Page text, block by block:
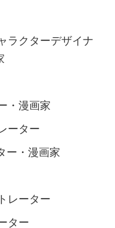
ラクターデザイナ
・漫画家
ーター
ー・漫画家
レーター
ター